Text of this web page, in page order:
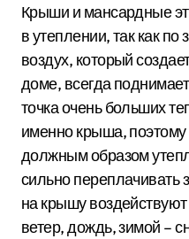
Крыши и мансардные
в утеплении, так как
воздух, который
доме, всегда
точка очень больших
именно крыша, поэтому
должным образом
сильно переплачивать
на крышу
ветер, дождь, зимой –